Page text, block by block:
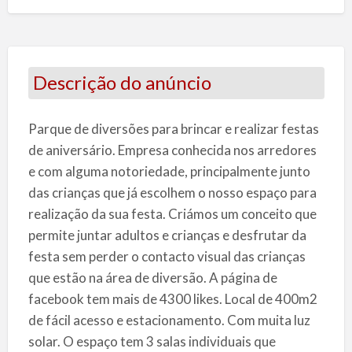
Descrição do anúncio
Parque de diversões para brincar e realizar festas
de aniversário. Empresa conhecida nos arredores
e com alguma notoriedade, principalmente junto
das crianças que já escolhem o nosso espaço para
realização da sua festa. Criámos um conceito que
permite juntar adultos e crianças e desfrutar da
festa sem perder o contacto visual das crianças
que estão na área de diversão. A página de
facebook tem mais de 4300 likes. Local de 400m2
de fácil acesso e estacionamento. Com muita luz
solar. O espaço tem 3 salas individuais que